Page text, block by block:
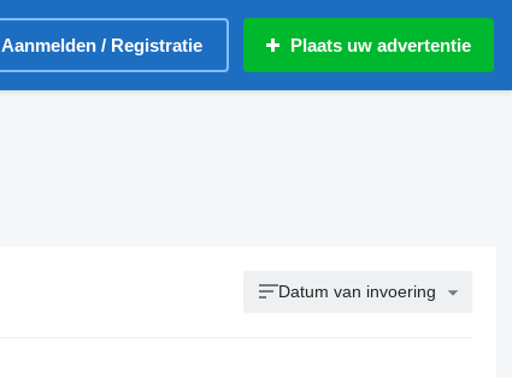
Aanmelden / Registratie Plaats uw advertentie
Datum van invoering